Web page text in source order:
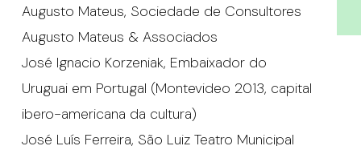
Augusto Mateus, Sociedade de Consultores
Augusto Mateus & Associados
José Ignacio Korzeniak, Embaixador do
Uruguai em Portugal (Montevideo 2013, capital
ibero-americana da cultura)
José Luís Ferreira, São Luiz Teatro Municipal